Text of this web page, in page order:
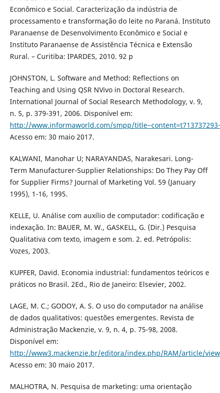
Econômico e Social. Caracterização da indústria de
processamento e transformação do leite no Paraná. Instituto
Paranaense de Desenvolvimento Econômico e Social e
Instituto Paranaense de Assistência Técnica e Extensão
Rural. – Curitiba: IPARDES, 2010. 92 p
JOHNSTON, L. Software and Method: Reflections on
Teaching and Using QSR NVivo in Doctoral Research.
International Journal of Social Research Methodology, v. 9,
n. 5, p. 379-391, 2006. Disponível em:
http://www.informaworld.com/smpp/
Acesso em: 30 maio 2017.
KALWANI, Manohar U; NARAYANDAS, Narakesari. Long-
Term Manufacturer-Supplier Relationships: Do They Pay Off
for Supplier Firms? Journal of Marketing Vol. 59 (January
1995), 1-16, 1995.
KELLE, U. Análise com auxílio de computador: codificação e
indexação. In: BAUER, M. W., GASKELL, G. (Dir.) Pesquisa
Qualitativa com texto, imagem e som. 2. ed. Petrópolis:
Vozes, 2003.
KUPFER, David. Economia industrial: fundamentos teóricos e
práticos no Brasil. 2Ed., Rio de Janeiro: Elsevier, 2002.
LAGE, M. C.; GODOY, A. S. O uso do computador na análise
de dados qualitativos: questões emergentes. Revista de
Administração Mackenzie, v. 9, n. 4, p. 75-98, 2008.
Disponível em:
http://www3.mackenzie.br/editora/index.php/RAM/article/
Acesso em: 30 maio 2017.
MALHOTRA, N. Pesquisa de marketing: uma orientação